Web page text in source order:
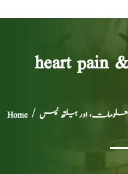
Home/ اور ہیلتھ ٹپس